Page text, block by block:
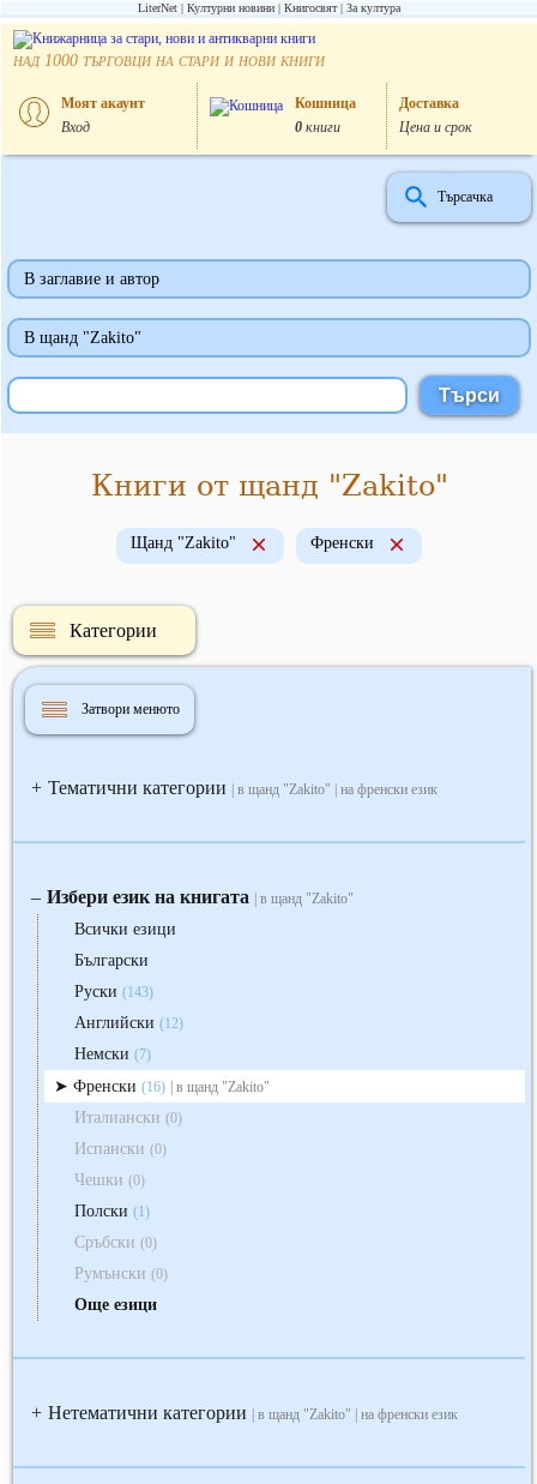
LiterNet Културни новини Книгосвят За култура
над 1000 търговци на стари и нови книги
Моят акаунт
Вход
Кошница
0книги
Доставка
Цена и срок
Търсачка
В заглавие и автор
В щанд "Zakito"
Книги от щанд "Zakito"
Щанд "Zakito" Френски
Категории
Затвори менюто
+ Тематични категории | в щанд "Zakito" | на френски език
‒ Избери език на книгата | в щанд "Zakito"
Всички езици
Български
Руски (143)
Английски (12)
Немски (7)
Френски (16) | в щанд "Zakito"
Италиански (0)
Испански (0)
Чешки (0)
Полски (1)
Сръбски (0)
Румънски (0)
Още езици
+ Нетематични категории | в щанд "Zakito" | на френски език